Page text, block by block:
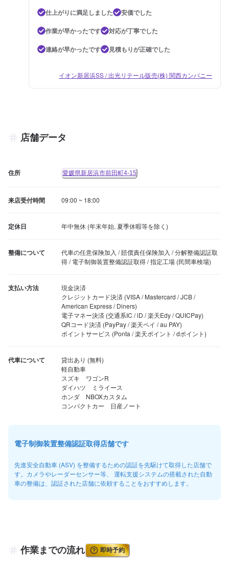
仕上がりに満足しました
安価でした
作業が早かったです
対応が丁寧でした
連絡が早かったです
見積もりが正確でした
イオン新居浜SS / 出光リテール販売(株) 関西カンパニー
店舗データ
住所 愛媛県新居浜市前田町4-15
来店受付時間 09:00 ~ 18:00
定休日 年中無休 (年末年始, 夏季休暇等を除く)
整備について
代車の任意保険加入 / 賠償責任保険加入 / 分解整備認証取
得 / 電子制御装置整備認証取得 / 指定工場 (民間車検場)
支払い方法
現金決済
クレジットカード決済 (VISA / Mastercard / JCB /
American Express / Diners)
電子マネー決済 (交通系IC / iD / 楽天Edy / QUICPay)
QRコード決済 (PayPay / 楽天ペイ / au PAY)
ポイントサービス (Ponta / 楽天ポイント / dポイント)
代車について
貸出あり (無料)
軽自動車
スズキ　ワゴンR
ダイハツ　ミライース
ホンダ　NBOXカスタム
コンパクトカー　日産ノート
電子制御装置整備認証取得店舗です
先進安全自動車 (ASV) を整備するための認証を先駆けて取得した店舗で
す。カメラやレーダーセンサー等、 運転支援システムの搭載された自動
車の整備は、認証された店舗に依頼することをおすすめします。
作業までの流れ 即時予約